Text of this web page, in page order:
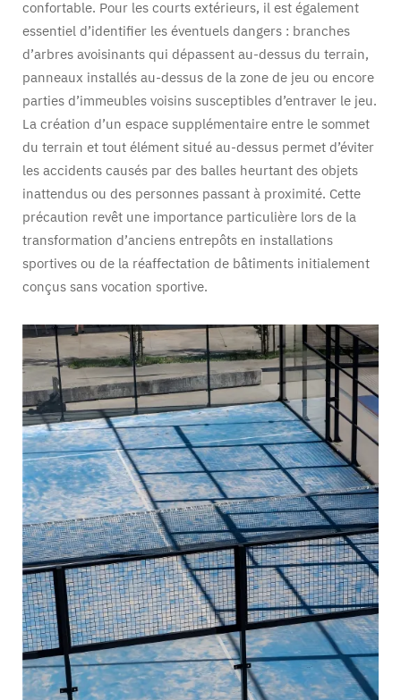
confortable. Pour les courts extérieurs, il est également
essentiel d’identifier les éventuels dangers : branches
d’arbres avoisinants qui dépassent au-dessus du terrain,
panneaux installés au-dessus de la zone de jeu ou encore
parties d’immeubles voisins susceptibles d’entraver le jeu.
La création d’un espace supplémentaire entre le sommet
du terrain et tout élément situé au-dessus permet d’éviter
les accidents causés par des balles heurtant des objets
inattendus ou des personnes passant à proximité. Cette
précaution revêt une importance particulière lors de la
transformation d’anciens entrepôts en installations
sportives ou de la réaffectation de bâtiments initialement
conçus sans vocation sportive.